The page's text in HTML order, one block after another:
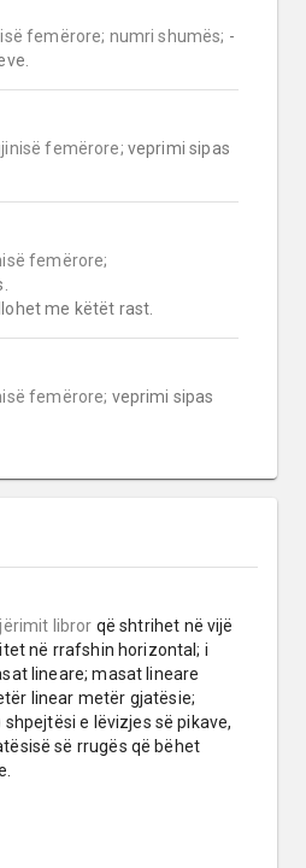
femërore; numri shumës; -
femërore; veprimi sipas
femërore;
me këtët rast.
femërore; veprimi sipas
libror që shtrihet në vijë
në rrafshin horizontal; i
lineare; masat lineare
linear metër gjatësie;
e lëvizjes së pikave,
së rrugës që bëhet